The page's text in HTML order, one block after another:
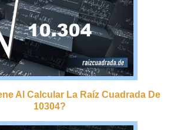
Al Calcular La Raíz Cuadrada De
10304?